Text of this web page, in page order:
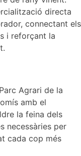
directa
connectant els
i reforçant la
Agrari de la
amb el
la feina dels
necessàries per
cada cop més